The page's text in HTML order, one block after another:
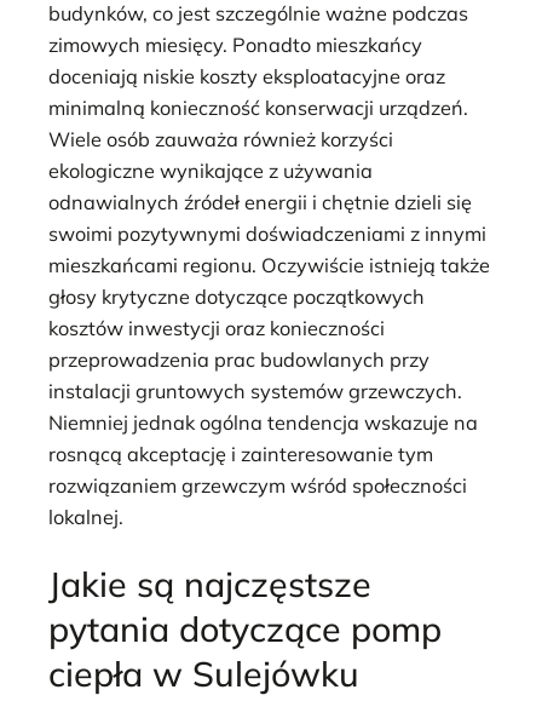
budynków, co jest szczególnie ważne podczas
zimowych miesięcy. Ponadto mieszkańcy
doceniają niskie koszty eksploatacyjne oraz
minimalną konieczność konserwacji urządzeń.
Wiele osób zauważa również korzyści
ekologiczne wynikające z używania
odnawialnych źródeł energii i chętnie dzieli się
swoimi pozytywnymi doświadczeniami z innymi
mieszkańcami regionu. Oczywiście istnieją także
głosy krytyczne dotyczące początkowych
kosztów inwestycji oraz konieczności
przeprowadzenia prac budowlanych przy
instalacji gruntowych systemów grzewczych.
Niemniej jednak ogólna tendencja wskazuje na
rosnącą akceptację i zainteresowanie tym
rozwiązaniem grzewczym wśród społeczności
lokalnej.
Jakie są najczęstsze
pytania dotyczące pomp
ciepła w Sulejówku